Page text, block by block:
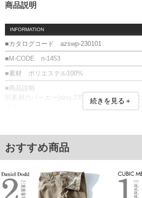
商品説明
INFORMATION
■カタログコード azswp-230101
■M-CODE n-1453
■素材 ポリエステル100%
■商品説明
同素材のパーカー(azcj-230127)とセットでの
2L/84～104/116/34.5/76/29
3L/94～114/126/37.5/76/30
4L/104～124/136/40.5/76/31
6L/124～144/156/46.5/78/33
単位はcm
続きを見る＋
おすすめ商品